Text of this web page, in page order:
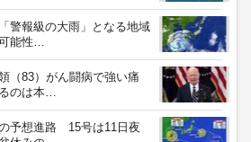
警報級の大雨」となる地域
能性…
（83）がん闘病で強い痛
のは本…
の予想進路 15号は11日夜